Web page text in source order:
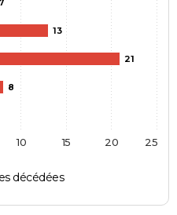
7
13
21
8
décédées
10 15 20 25